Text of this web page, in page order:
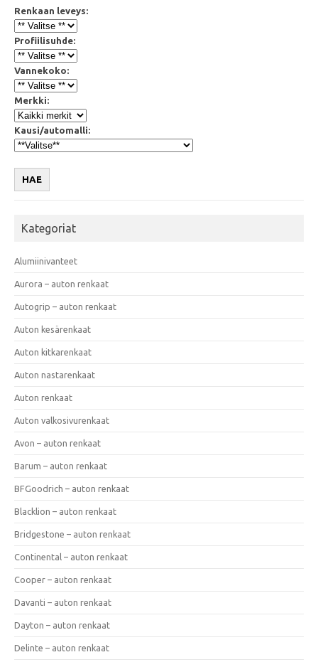
Renkaan leveys:
Profiilisuhde:
Vannekoko:
Merkki:
Kausi/automalli:
HAE
Kategoriat
Alumiinivanteet
Aurora – auton renkaat
Autogrip – auton renkaat
Auton kesärenkaat
Auton kitkarenkaat
Auton nastarenkaat
Auton renkaat
Auton valkosivurenkaat
Avon – auton renkaat
Barum – auton renkaat
BFGoodrich – auton renkaat
Blacklion – auton renkaat
Bridgestone – auton renkaat
Continental – auton renkaat
Cooper – auton renkaat
Davanti – auton renkaat
Dayton – auton renkaat
Delinte – auton renkaat